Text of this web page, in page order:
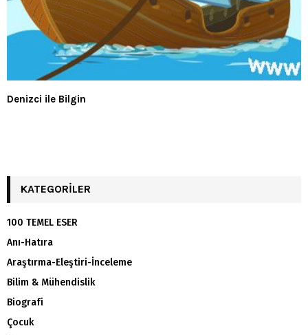
Denizci ile Bilgin
KATEGORILER
100 TEMEL ESER
Anı-Hatıra
Araştırma-Eleştiri-İnceleme
Bilim & Mühendislik
Biografi
Çocuk